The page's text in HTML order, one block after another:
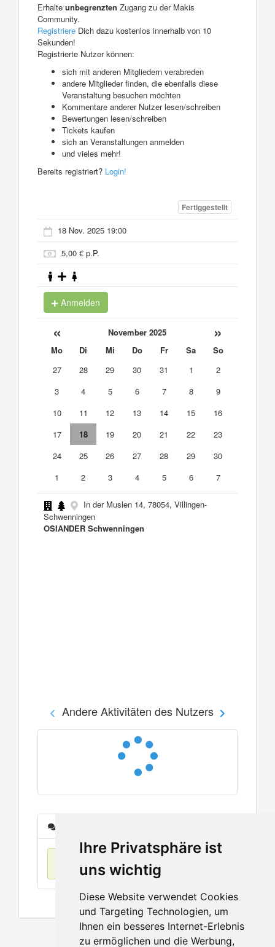
Ihre Privatsphäre ist
uns wichtig
Diese Website verwendet Cookies
und Targeting Technologien, um
Ihnen ein besseres Internet-Erlebnis
zu ermöglichen und die Werbung,
Erhalte unbegrenzten Zugang zu der Makis
Community.
Registriere Dich dazu kostenlos innerhalb von 10
Sekunden!
Registrierte Nutzer können:
sich mit anderen Mitgliedern verabreden
andere Mitglieder finden, die ebenfalls diese
Veranstaltung besuchen möchten
Kommentare anderer Nutzer lesen/schreiben
Bewertungen lesen/schreiben
Tickets kaufen
sich an Veranstaltungen anmelden
und vieles mehr!
Bereits registriert? Login!
Fertiggestellt
18 Nov. 2025 19:00
5,00 € p.P.
Anmelden
« November 2025 »
Mo Di Mi Do Fr Sa
So
27
28 29 30 31 1
2
3
4 5 6 7 8
9
10
11 12 13 14 15
16
17
18 19 20 21 22
23
24
25 26 27 28 29
30
1
2 3 4 5 6 7
In der Muslen 14, 78054, Villingen-
Schwenningen
OSIANDER Schwenningen
Andere Aktivitäten des Nutzers
Keine Einträge